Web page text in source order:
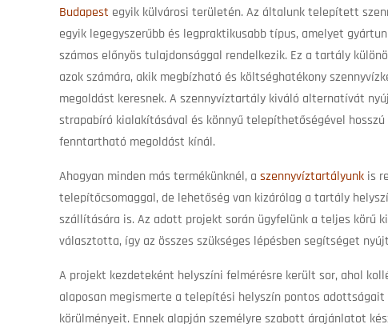
Budapest egyik külvárosi területén. Az általunk telepített
egyik legegyszerűbb és legpraktikusabb típus, amelyet
számos előnyös tulajdonsággal rendelkezik. Ez a tartály
azok számára, akik megbízható és költséghatékony
megoldást keresnek. A szennyvíztartály kiváló alternatívát
strapabíró kialakításával és könnyű telepíthetőségével hosszú
fenntartható megoldást kínál.
Ahogyan minden más termékünknél, a szennyvíztartályunk is
telepítőcsomaggal, de lehetőség van kizárólag a tartály
szállítására is. Az adott projekt során ügyfelünk a teljes körű
választotta, így az összes szükséges lépésben segítséget
A projekt kezdeteként helyszíni felmérésre került sor, ahol
alaposan megismerte a telepítési helyszín pontos adottságait
körülményeit. Ennek alapján személyre szabott árajánlatot